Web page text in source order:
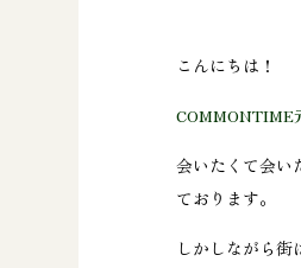
こんにちは！
COMMONTIME
会いたくて会い
ております。
しかしながら